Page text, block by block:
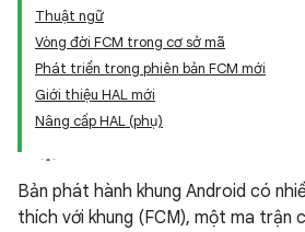
Thuật ngữ
Vòng đời FCM trong cơ sở mã
Phát triển trong phiên bản FCM mới
Giới thiệu HAL mới
Nâng cấp HAL (phụ)
Bản phát hành khung Android có
thích với khung (FCM), một ma trận